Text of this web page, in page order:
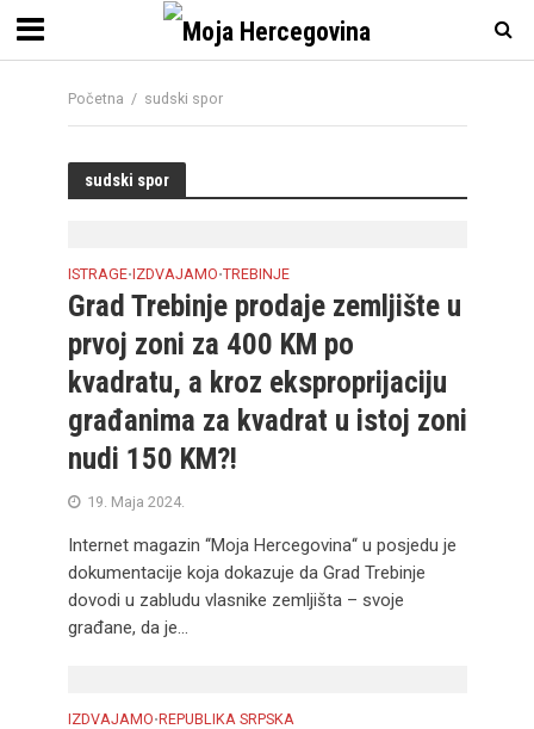
Početna / sudski spor
sudski spor
ISTRAGE•IZDVAJAMO•TREBINJE
Grad Trebinje prodaje zemljište u
prvoj zoni za 400 KM po
kvadratu, a kroz eksproprijaciju
građanima za kvadrat u istoj zoni
nudi 150 KM?!
19. Maja 2024.
Internet magazin ‘‘Moja Hercegovina‘‘ u posjedu je
dokumentacije koja dokazuje da Grad Trebinje
dovodi u zabludu vlasnike zemljišta – svoje
građane, da je...
IZDVAJAMO•REPUBLIKA SRPSKA